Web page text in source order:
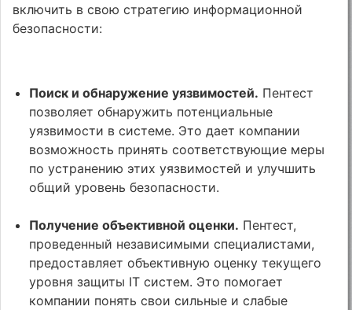
включить в свою стратегию информационной
безопасности:
Поиск и обнаружение уязвимостей. Пентест
позволяет обнаружить потенциальные
уязвимости в системе. Это дает компании
возможность принять соответствующие меры
по устранению этих уязвимостей и улучшить
общий уровень безопасности.
Получение объективной оценки. Пентест,
проведенный независимыми специалистами,
предоставляет объективную оценку текущего
уровня защиты IT систем. Это помогает
компании понять свои сильные и слабые